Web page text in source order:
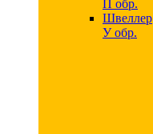
П обр.
Швеллер
У обр.